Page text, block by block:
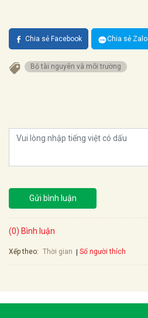
Chia sẻ Facebook Chia sẻ Zalo
Bộ tài nguyên và môi trường
Gửi bình luận
(0) Bình luận
Xếp theo: Thời gian Số người thích